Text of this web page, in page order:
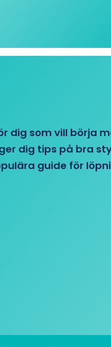
dig som vill börja
dig tips på bra
guide för